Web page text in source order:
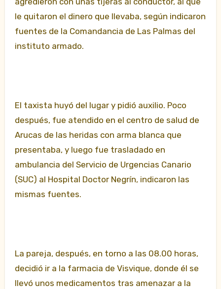
le quitaron el dinero que llevaba, según indicaron
fuentes de la Comandancia de Las Palmas del
instituto armado.
El taxista huyó del lugar y pidió auxilio. Poco
después, fue atendido en el centro de salud de
Arucas de las heridas con arma blanca que
presentaba, y luego fue trasladado en
ambulancia del Servicio de Urgencias Canario
(SUC) al Hospital Doctor Negrín, indicaron las
mismas fuentes.
La pareja, después, en torno a las 08.00 horas,
decidió ir a la farmacia de Visvique, donde él se
llevó unos medicamentos tras amenazar a la